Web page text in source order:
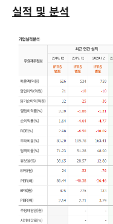
실적 및 분석